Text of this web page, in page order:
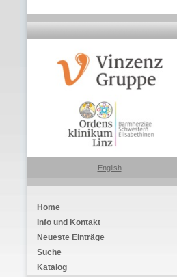
English
Home
Info und Kontakt
Neueste Einträge
Suche
Katalog